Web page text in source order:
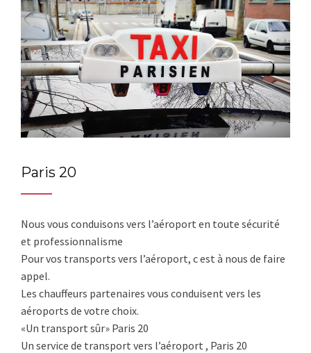
Paris 20
Nous vous conduisons vers l’aéroport en toute sécurité
et professionnalisme
Pour vos transports vers l’aéroport, c est à nous de faire
appel.
Les chauffeurs partenaires vous conduisent vers les
aéroports de votre choix.
«Un transport sûr» Paris 20
Un service de transport vers l’aéroport , Paris 20